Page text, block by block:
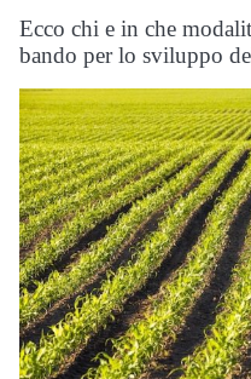
Ecco chi e in che
bando per lo sviluppo